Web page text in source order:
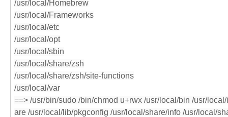
/usr/local/Homebrew
/usr/local/Frameworks
/usr/local/etc
/usr/local/opt
/usr/local/sbin
/usr/local/share/zsh
/usr/local/share/zsh/site-functions
/usr/local/var
==> /usr/bin/sudo /bin/chmod u+rwx /usr/local/bin /usr/
are /usr/local/lib/pkgconfig /usr/local/share/info /usr/local/